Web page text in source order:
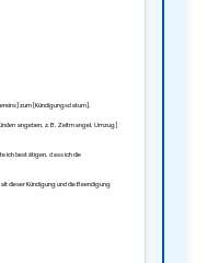
zum [Kündigungsdatum].
angeben, z.B. Zeitmangel, Umzug]
ich bestätigen, dass ich die
dieser Kündigung und die Beendigung